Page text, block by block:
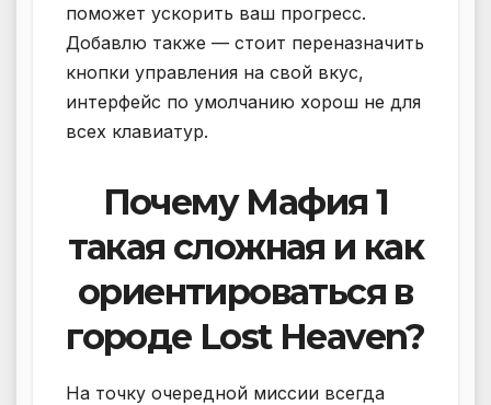
поможет ускорить ваш прогресс.
Добавлю также — стоит переназначить
кнопки управления на свой вкус,
интерфейс по умолчанию хорош не для
всех клавиатур.
Почему Мафия 1
такая сложная и как
ориентироваться в
городе Lost Heaven?
На точку очередной миссии всегда